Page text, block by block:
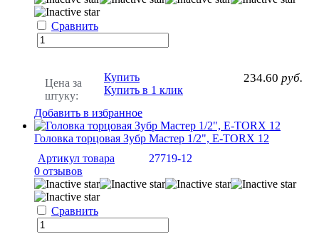
Сравнить
Цена за
штуку:
234.60 руб.
Купить
Купить в 1 клик
Добавить в избранное
Головка торцовая Зубр Мастер 1/2", E-TORX 12
Артикул товара
27719-12
0 отзывов
Сравнить